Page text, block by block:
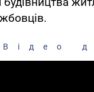
Відео